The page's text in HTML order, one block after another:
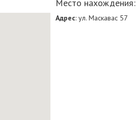
Место нахождения:
Адрес: ул. Маскавас 57